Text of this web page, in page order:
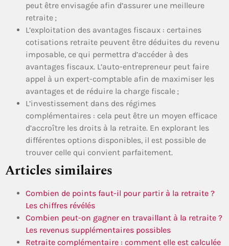
peut être envisagée afin d’assurer une meilleure
retraite ;
L’exploitation des avantages fiscaux : certaines
cotisations retraite peuvent être déduites du revenu
imposable, ce qui permettra d’accéder à des
avantages fiscaux. L’auto-entrepreneur peut faire
appel à un expert-comptable afin de maximiser les
avantages et de réduire la charge fiscale ;
L’investissement dans des régimes
complémentaires : cela peut être un moyen efficace
d’accroître les droits à la retraite. En explorant les
différentes options disponibles, il est possible de
trouver celle qui convient parfaitement.
Articles similaires
Combien de points faut-il pour partir à la retraite ?
Les chiffres révélés
Combien peut-on gagner en travaillant à la retraite ?
Les revenus supplémentaires possibles
Retraite complémentaire : comment elle est calculée